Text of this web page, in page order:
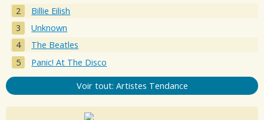
Billie Eilish
Unknown
The Beatles
Panic! At The Disco
Voir tout: Artistes Tendance